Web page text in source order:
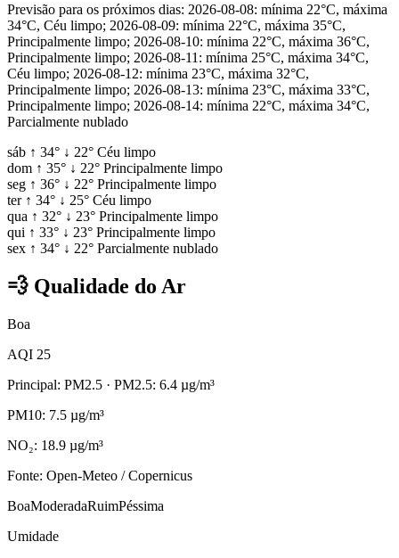
Previsão para os próximos dias: 2026-08-08: mínima 22°C, máxima
34°C, Céu limpo; 2026-08-09: mínima 22°C, máxima 35°C,
Principalmente limpo; 2026-08-10: mínima 22°C, máxima 36°C,
Principalmente limpo; 2026-08-11: mínima 25°C, máxima 34°C,
Céu limpo; 2026-08-12: mínima 23°C, máxima 32°C,
Principalmente limpo; 2026-08-13: mínima 23°C, máxima 33°C,
Principalmente limpo; 2026-08-14: mínima 22°C, máxima 34°C,
Parcialmente nublado
sáb ↑ 34° ↓ 22° Céu limpo
dom ↑ 35° ↓ 22° Principalmente limpo
seg ↑ 36° ↓ 22° Principalmente limpo
ter ↑ 34° ↓ 25° Céu limpo
qua ↑ 32° ↓ 23° Principalmente limpo
qui ↑ 33° ↓ 23° Principalmente limpo
sex ↑ 34° ↓ 22° Parcialmente nublado
💨 Qualidade do Ar
Boa
AQI 25
Principal: PM2.5 · PM2.5: 6.4 µg/m³
PM10: 7.5 µg/m³
NO₂: 18.9 µg/m³
Fonte: Open-Meteo / Copernicus
BoaModeradaRuimPéssima
Umidade